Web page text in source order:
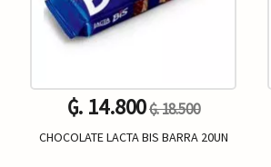
₲. 14.800₲. 18.500
CHOCOLATE LACTA BIS BARRA 20UN